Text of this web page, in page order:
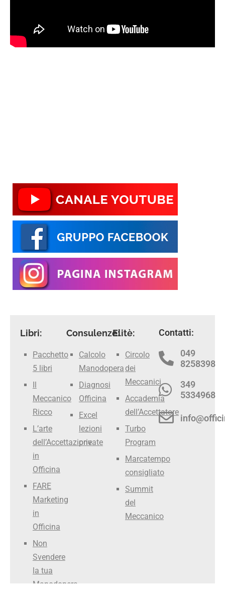
Libri:
Pacchetto
5 libri
Meccanico
Ricco
L’arte
dell’Accettazione
in
Officina
FARE
Marketing
in
Officina
Non
Svendere
la tua
Manodopera
Consulenze:
Calcolo
Manodopera
Diagnosi
Officina
Excel
lezioni
private
Elitè:
Circolo
dei
Meccanici
Accademia
dell’Accettatore
Turbo
Program
Marcatempo
consigliato
Summit
del
Meccanico
Contatti:
049
8258398
349
5334968